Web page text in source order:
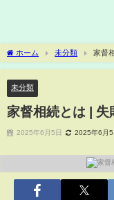
ホーム 未分類 家督
未分類
家督相続とは | 失
2025年6月5日 2025年6月5